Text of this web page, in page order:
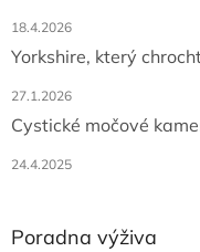
18.4.2026
Yorkshire, který
27.1.2026
Cystické močové
24.4.2025
Poradna výživa